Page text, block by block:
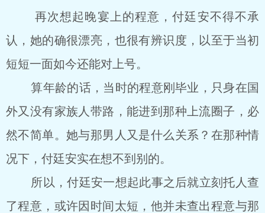
再次想起晚宴上的程意，付廷安不得不承
认，她的确很漂亮，也很有辨识度，以至于当初
短短一面如今还能对上号。
算年龄的话，当时的程意刚毕业，只身在国
外又没有家族人带路，能进到那种上流圈子，必
然不简单。她与那男人又是什么关系？在那种情
况下，付廷安实在想不到别的。
所以，付廷安一想起此事之后就立刻托人查
了程意，或许因时间太短，他并未查出程意与那